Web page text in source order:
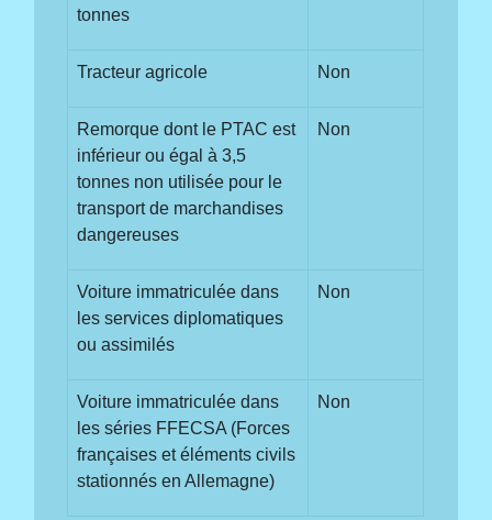
tonnes
Tracteur agricole Non
Remorque dont le PTAC est
inférieur ou égal à 3,5
tonnes non utilisée pour le
transport de marchandises
dangereuses
Non
Voiture immatriculée dans
les services diplomatiques
ou assimilés
Non
Voiture immatriculée dans
les séries FFECSA (Forces
françaises et éléments civils
stationnés en Allemagne)
Non